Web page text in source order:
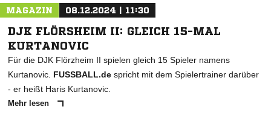
MAGAZIN 08.12.2024 | 11:30
DJK FLÖRSHEIM II: GLEICH 15-MAL
KURTANOVIC
Für die DJK Flörzheim II spielen gleich 15 Spieler namens
Kurtanovic. FUSSBALL.de spricht mit dem Spielertrainer darüber
- er heißt Haris Kurtanovic.
Mehr lesen